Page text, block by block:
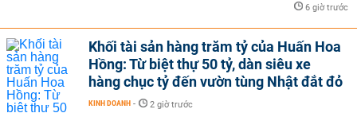
6 giờ trước
Khối tài sản hàng trăm tỷ của Huấn Hoa
Hồng: Từ biệt thự 50 tỷ, dàn siêu xe
hàng chục tỷ đến vườn tùng Nhật đắt đỏ
KINH DOANH - 2 giờ trước